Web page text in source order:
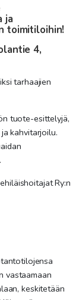
ja
toimitiloihin!
4,
tarhaajien
tuote-esittelyjä,
kahvitarjoilu.
Ry:n
vastaamaan
keskitetään